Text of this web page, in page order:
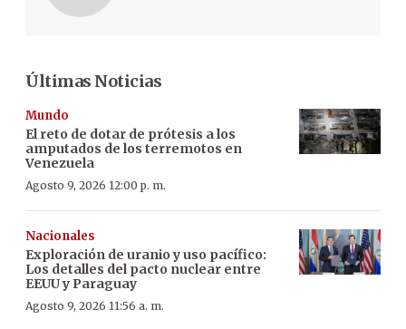
Últimas Noticias
Mundo
El reto de dotar de prótesis a los
amputados de los terremotos en
Venezuela
Agosto 9, 2026 12:00 p. m.
Nacionales
Exploración de uranio y uso pacífico:
Los detalles del pacto nuclear entre
EEUU y Paraguay
Agosto 9, 2026 11:56 a. m.